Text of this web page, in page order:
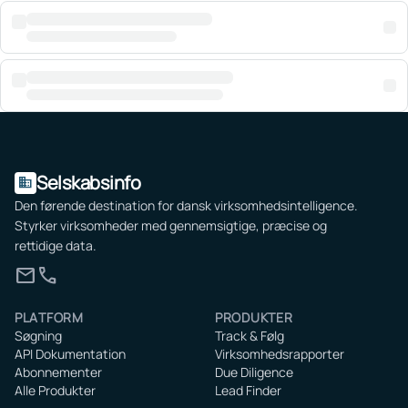
domain Selskabsinfo
Den førende destination for dansk virksomhedsintelligence.
Styrker virksomheder med gennemsigtige, præcise og
rettidige data.
mailcall
PLATFORM
Søgning
API Dokumentation
Abonnementer
Alle Produkter
PRODUKTER
Track & Følg
Virksomhedsrapporter
Due Diligence
Lead Finder